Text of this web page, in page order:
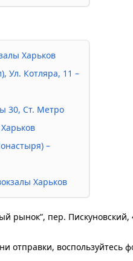
Харьков
Ул. Котляра, 11 –
30, Ст. Метро
–
Харьков
рынок”, пер.
отправки, воспользуйтесь